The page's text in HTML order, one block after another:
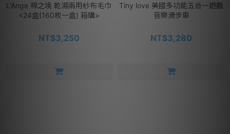
L'Ange 棉之境 乾濕兩用紗布毛巾
<24盒(160枚一盒) 箱購>
NT$3,250
Tiny love 美國多功能五合一遊戲
音樂滑步車
NT$3,280